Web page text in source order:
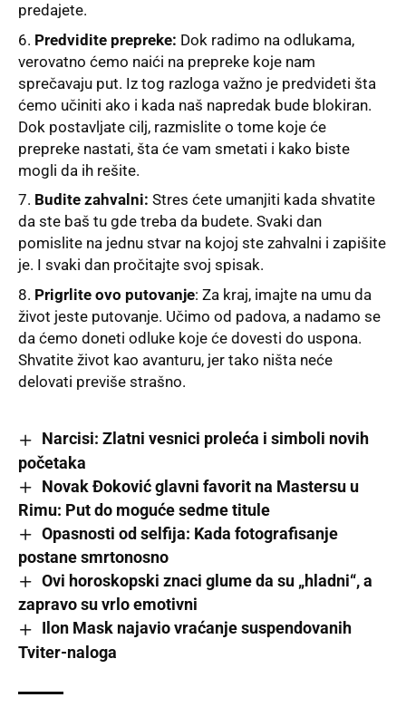
predajete.
Predvidite prepreke: Dok radimo na odlukama,
verovatno ćemo naići na prepreke koje nam
sprečavaju put. Iz tog razloga važno je predvideti šta
ćemo učiniti ako i kada naš napredak bude blokiran.
Dok postavljate cilj, razmislite o tome koje će
prepreke nastati, šta će vam smetati i kako biste
mogli da ih rešite.
Budite zahvalni: Stres ćete umanjiti kada shvatite
da ste baš tu gde treba da budete. Svaki dan
pomislite na jednu stvar na kojoj ste zahvalni i zapišite
je. I svaki dan pročitajte svoj spisak.
Prigrlite ovo putovanje: Za kraj, imajte na umu da
život jeste putovanje. Učimo od padova, a nadamo se
da ćemo doneti odluke koje će dovesti do uspona.
Shvatite život kao avanturu, jer tako ništa neće
delovati previše strašno.
Narcisi: Zlatni vesnici proleća i simboli novih
početaka
Novak Đoković glavni favorit na Mastersu u
Rimu: Put do moguće sedme titule
Opasnosti od selfija: Kada fotografisanje
postane smrtonosno
Ovi horoskopski znaci glume da su „hladni“, a
zapravo su vrlo emotivni
Ilon Mask najavio vraćanje suspendovanih
Tviter-naloga